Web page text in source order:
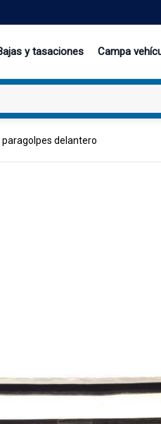
y tasaciones Campa
delantero